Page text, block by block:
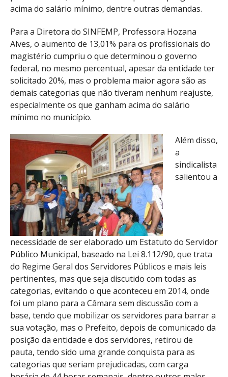
acima do salário mínimo, dentre outras demandas.
Para a Diretora do SINFEMP, Professora Hozana
Alves, o aumento de 13,01% para os profissionais do
magistério cumpriu o que determinou o governo
federal, no mesmo percentual, apesar da entidade ter
solicitado 20%, mas o problema maior agora são as
demais categorias que não tiveram nenhum reajuste,
especialmente os que ganham acima do salário
mínimo no município.
Além disso,
a
sindicalista
salientou a
necessidade de ser elaborado um Estatuto do Servidor
Público Municipal, baseado na Lei 8.112/90, que trata
do Regime Geral dos Servidores Públicos e mais leis
pertinentes, mas que seja discutido com todas as
categorias, evitando o que aconteceu em 2014, onde
foi um plano para a Câmara sem discussão com a
base, tendo que mobilizar os servidores para barrar a
sua votação, mas o Prefeito, depois de comunicado da
posição da entidade e dos servidores, retirou de
pauta, tendo sido uma grande conquista para as
categorias que seriam prejudicadas, com carga